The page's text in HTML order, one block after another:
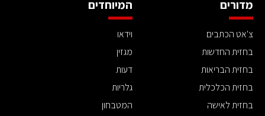
מדורים
צ'אט הכתבים
בחזית החדשות
בחזית הבריאות
בחזית הכלכלית
בחזית לאישה
המיוחדים
וידאו
מגזין
דעות
גלריות
המטבחון